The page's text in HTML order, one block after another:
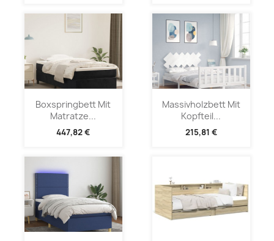
Boxspringbett Mit
Matratze...
447,82 €
Massivholzbett Mit
Kopfteil...
215,81 €